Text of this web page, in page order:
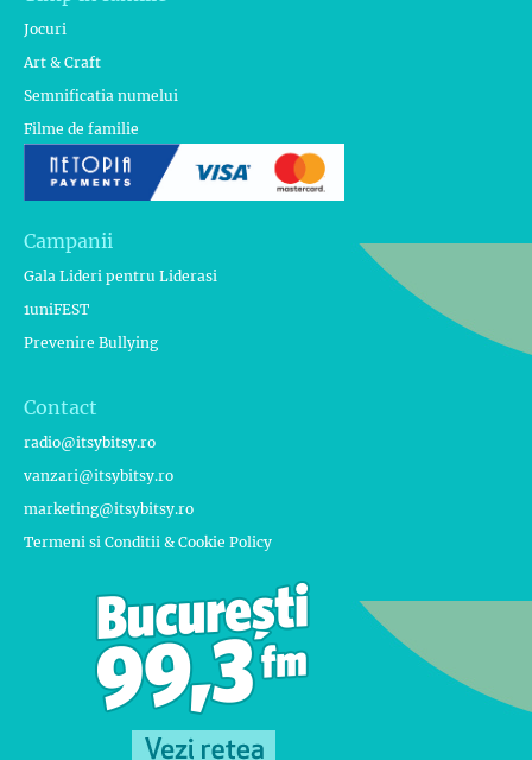
Jocuri
Art & Craft
Semnificatia numelui
Filme de familie
Campanii
Gala Lideri pentru Liderasi
1uniFEST
Prevenire Bullying
Contact
radio@itsybitsy.ro
vanzari@itsybitsy.ro
marketing@itsybitsy.ro
Termeni si Conditii & Cookie Policy